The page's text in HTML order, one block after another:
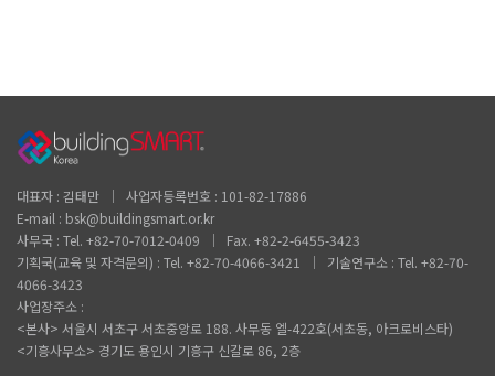
대표자 : 김태만 │ 사업자등록번호 : 101-82-17886
E-mail : bsk@buildingsmart.or.kr
사무국 : Tel. +82-70-7012-0409 │ Fax. +82-2-6455-3423
기획국(교육 및 자격문의) : Tel. +82-70-4066-3421 │ 기술연구소 : Tel. +82-70-
4066-3423
사업장주소 :
<본사> 서울시 서초구 서초중앙로 188. 사무동 엘-422호(서초동, 아크로비스타)
<기흥사무소> 경기도 용인시 기흥구 신갈로 86, 2층